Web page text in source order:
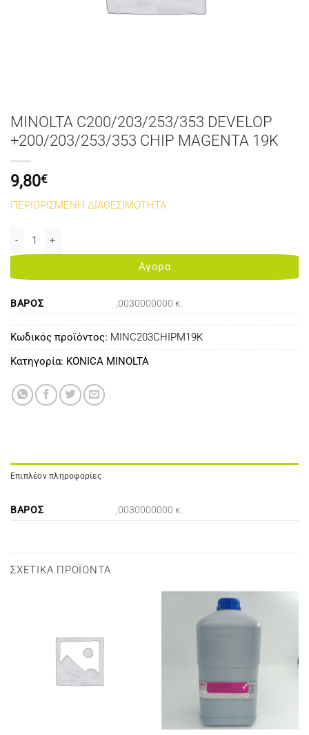
MINOLTA C200/203/253/353 DEVELOP
+200/203/253/353 CHIP MAGENTA 19K
9,80€
ΠΕΡΙΟΡΙΣΜΕΝΗ ΔΙΑΘΕΣΙΜΟΤΗΤΑ
MINOLTA C200/203/253/353 DEVELOP +200/203/253/353 CHIP
Αγορα
ΒΆΡΟΣ ,0030000000 κ.
Κωδικός προϊόντος: MINC203CHIPM19K
Κατηγορία: KONICA MINOLTA
Επιπλέον πληροφορίες
ΒΆΡΟΣ ,0030000000 κ.
ΣΧΕΤΙΚΆ ΠΡΟΪΌΝΤΑ